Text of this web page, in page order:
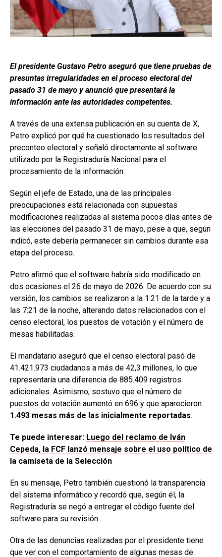
El presidente Gustavo Petro aseguró que tiene pruebas de
presuntas irregularidades en el proceso electoral del
pasado 31 de mayo y anunció que presentará la
información ante las autoridades competentes.
A través de una extensa publicación en su cuenta de X,
Petro explicó por qué ha cuestionado los resultados del
preconteo electoral y señaló directamente al software
utilizado por la Registraduría Nacional para el
procesamiento de la información.
Según el jefe de Estado, una de las principales
preocupaciones está relacionada con supuestas
modificaciones realizadas al sistema pocos días antes de
las elecciones del pasado 31 de mayo, pese a que, según
indicó, este debería permanecer sin cambios durante esa
etapa del proceso.
Petro afirmó que el software habría sido modificado en
dos ocasiones el 26 de mayo de 2026. De acuerdo con su
versión, los cambios se realizaron a la 1:21 de la tarde y a
las 7:21 de la noche, alterando datos relacionados con el
censo electoral, los puestos de votación y el número de
mesas habilitadas.
El mandatario aseguró que el censo electoral pasó de
41.421.973 ciudadanos a más de 42,3 millones, lo que
representaría una diferencia de 885.409 registros
adicionales. Asimismo, sostuvo que el número de
puestos de votación aumentó en 696 y que aparecieron
1.493 mesas más de las inicialmente reportadas.
Te puede interesar: Luego del reclamo de Iván
Cepeda, la FCF lanzó mensaje sobre el uso político de
la camiseta de la Selección
En su mensaje, Petro también cuestionó la transparencia
del sistema informático y recordó que, según él, la
Registraduría se negó a entregar el código fuente del
software para su revisión.
Otra de las denuncias realizadas por el presidente tiene
que ver con el comportamiento de algunas mesas de